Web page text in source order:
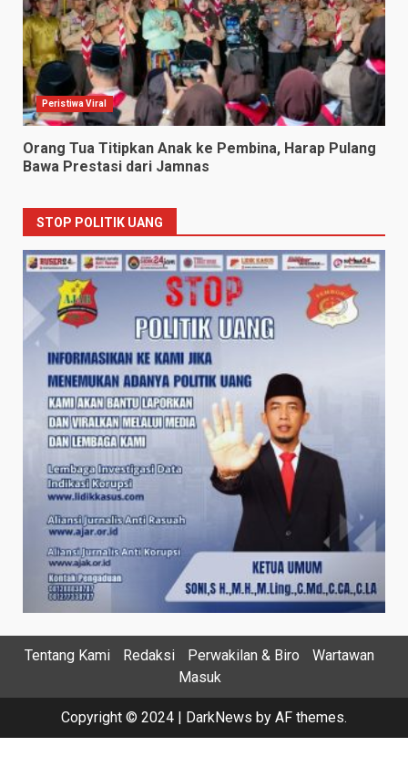
Peristiwa Viral
Orang Tua Titipkan Anak ke Pembina, Harap Pulang
Bawa Prestasi dari Jamnas
STOP POLITIK UANG
Tentang Kami Redaksi Perwakilan & Biro
Wartawan
Masuk
Copyright © 2024 DarkNews by AF themes.